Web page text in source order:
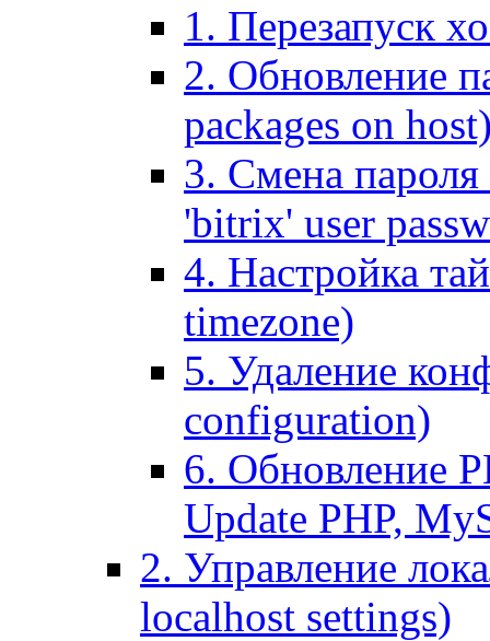
1. Перезапуск
2. Обновление
packages on
3. Смена пароля
'bitrix' user
4. Настройка
timezone)
5. Удаление
configuration)
6. Обновление
Update PHP,
2. Управление
localhost settings)